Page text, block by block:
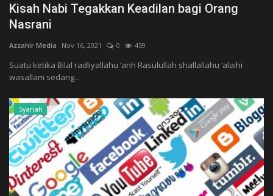
Kisah Nabi Tegakkan Keadilan bagi Orang
Nasrani
Azzahir Media Nov 16, 2021 0 459
Suatu ketika Bilal radliyallahu ‘anh Rasulullah shallallahu ‘alaihi
wasallam sedang...
Syariah